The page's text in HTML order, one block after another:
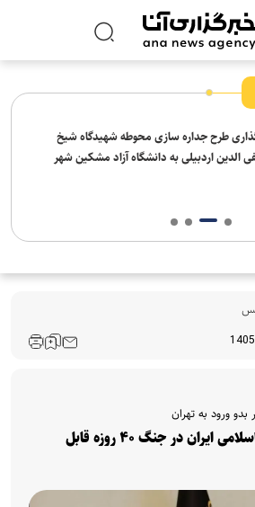
طرح جداره سازی محوطه شهیدگاه شیخ
الدین اردبیلی به دانشگاه آزاد مشکین شهر
ورود به تهران
ایستادگی جمهوری اسلامی ایران در جنگ ۴۰ روزه قابل